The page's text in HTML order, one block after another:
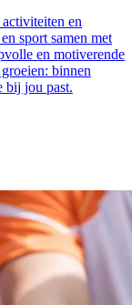
en
sport samen met
en motiverende
binnen
bij jou past.